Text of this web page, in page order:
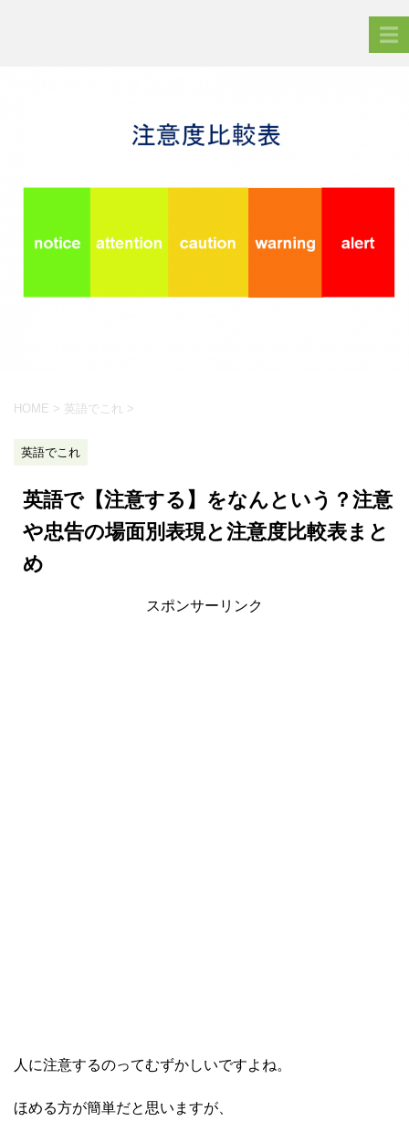
HOME > 英語でこれ >
英語でこれ
英語で【注意する】をなんという？注意
や忠告の場面別表現と注意度比較表まと
め
スポンサーリンク
人に注意するのってむずかしいですよね。
ほめる方が簡単だと思いますが、